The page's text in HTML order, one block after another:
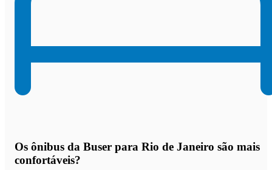
Os ônibus da Buser para Rio de Janeiro são mais
confortáveis?